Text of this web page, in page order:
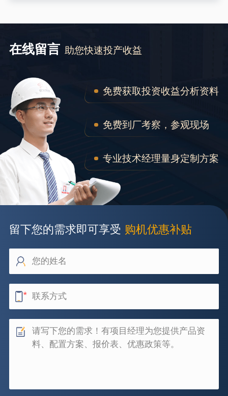
在线留言 助您快速投产收益
免费获取投资收益分析资料
免费到厂考察，参观现场
专业技术经理量身定制方案
留下您的需求即可享受 购机优惠补贴